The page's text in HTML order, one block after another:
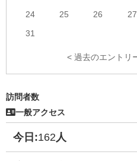
24
25 26 27
31
< 過去のエントリ
訪問者数
一般アクセス
今日:162人